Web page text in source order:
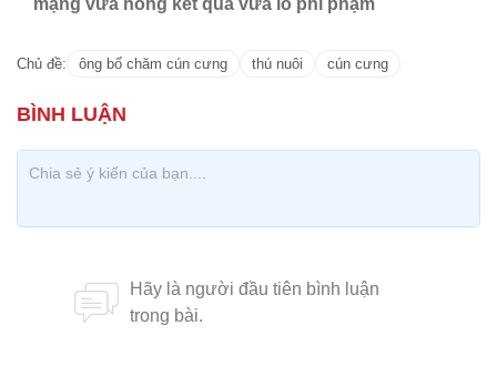
mạng vừa hóng kết quả vừa lo phí phạm
Chủ đề: ông bố chăm cún cưng thú nuôi cún cưng